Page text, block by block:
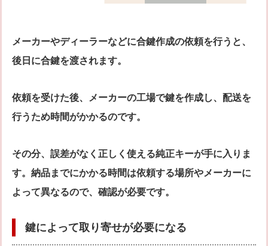
メーカーやディーラーなどに合鍵作成の依頼を行うと、
後日に合鍵を渡されます。
依頼を受けた後、メーカーの工場で鍵を作成し、配送を
行うため時間がかかるのです。
その分、誤差がなく正しく使える純正キーが手に入りま
す。納品までにかかる時間は依頼する場所やメーカーに
よって異なるので、確認が必要です。
鍵によって取り寄せが必要になる